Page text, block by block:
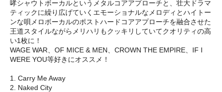
哮シャウトボーカルというメタルコアアプローチと、壮大ドラマ
ティックに繰り広げていくエモーショナルなメロディとハイトー
ンな唄メロボーカルのポストハードコアアプローチを融合させた
王道スタイルながらメリハリもクッキリしていてクオリティの高
い1枚に！
WAGE WAR、OF MICE & MEN、CROWN THE EMPIRE、IF I
WERE YOU等好きにオススメ！
1. Carry Me Away
2. Naked City